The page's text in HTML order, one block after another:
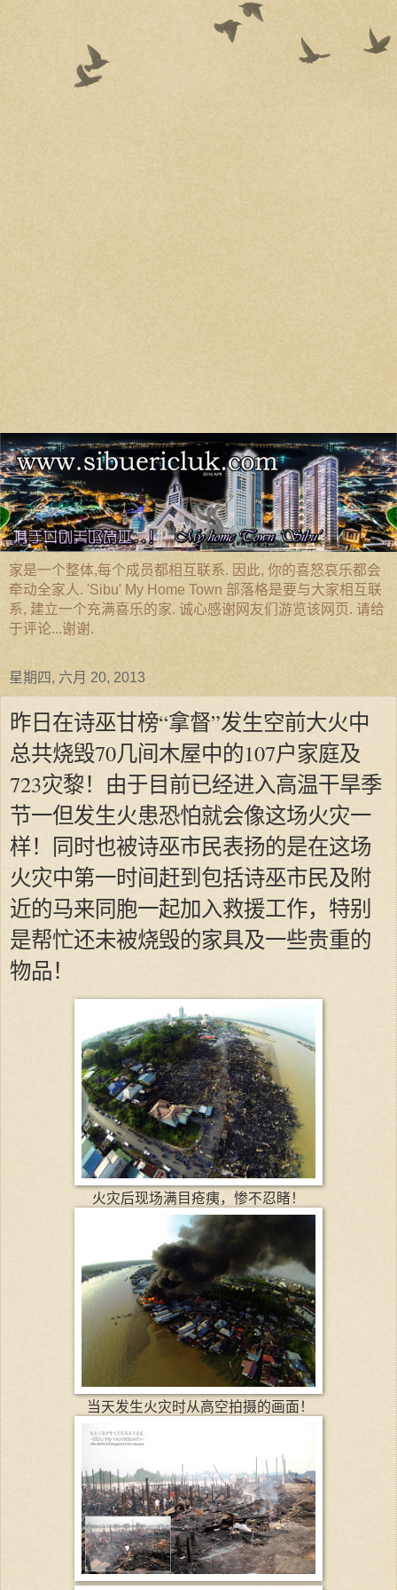
家是一个整体,每个成员都相互联系. 因此, 你的喜怒哀乐都会
牵动全家人. 'Sibu' My Home Town 部落格是要与大家相互联
系, 建立一个充满喜乐的家. 诚心感谢网友们游览该网页. 请给
于评论...谢谢.
星期四, 六月 20, 2013
昨日在诗巫甘榜“拿督”发生空前大火中
总共烧毁70几间木屋中的107户家庭及
723灾黎！由于目前已经进入高温干旱季
节一但发生火患恐怕就会像这场火灾一
样！同时也被诗巫市民表扬的是在这场
火灾中第一时间赶到包括诗巫市民及附
近的马来同胞一起加入救援工作，特别
是帮忙还未被烧毁的家具及一些贵重的
物品！
火灾后现场满目疮痍，惨不忍睹！
当天发生火灾时从高空拍摄的画面！